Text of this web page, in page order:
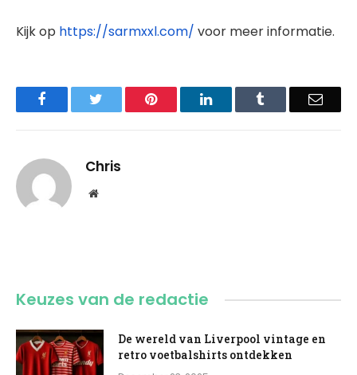
Kijk op https://sarmxxl.com/ voor meer informatie.
Facebook Pinterest LinkedIn Email
Chris
Website
Keuzes van de redactie
De wereld van Liverpool vintage en
retro voetbalshirts ontdekken